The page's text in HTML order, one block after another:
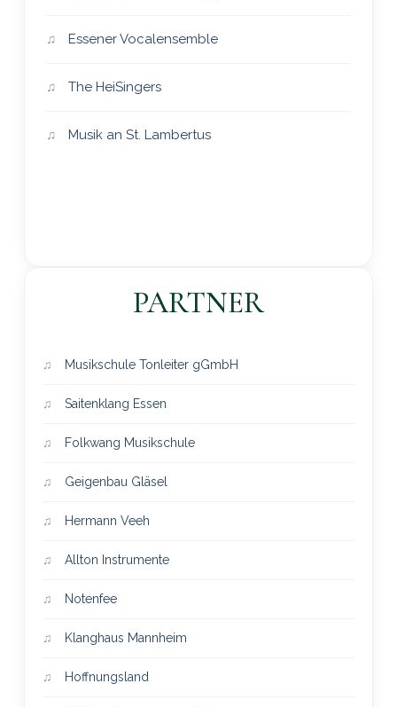
Essener Vocalensemble
The HeiSingers
Musik an St. Lambertus
PARTNER
Musikschule Tonleiter gGmbH
Saitenklang Essen
Folkwang Musikschule
Geigenbau Gläsel
Hermann Veeh
Allton Instrumente
Notenfee
Klanghaus Mannheim
Hoffnungsland